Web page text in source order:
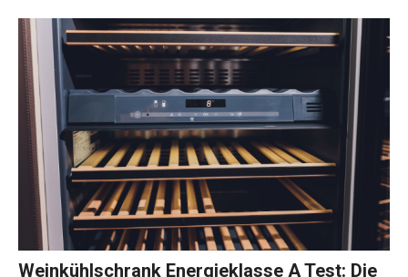
Weinkühlschrank Energieklasse A Test: Die